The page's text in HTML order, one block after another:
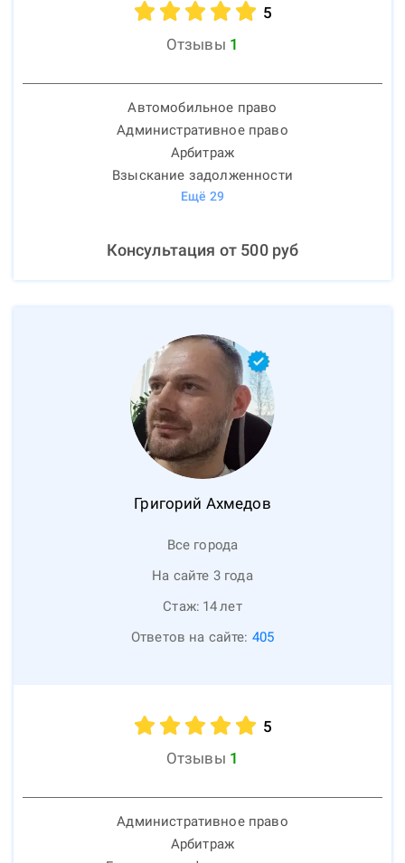
5
Отзывы 1
Автомобильное право
Административное право
Арбитраж
Взыскание задолженности
Ещё 29
Консультация от 500руб
Григорий Ахмедов
Все города
На сайте 3 года
Стаж: 14лет
Ответов на сайте: 405
5
Отзывы 1
Административное право
Арбитраж